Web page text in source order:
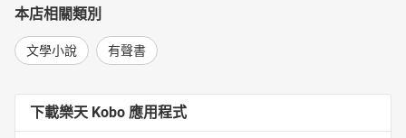
揪出身邊有問題的
人！【電子書】
本店相關類別
文學小說 有聲書
下載樂天 Kobo 應用程式